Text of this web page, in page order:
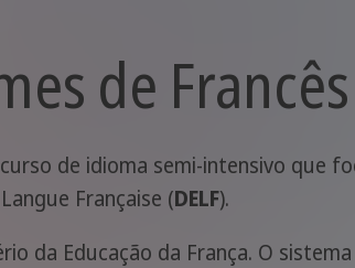
de Francês
de idioma semi-intensivo que
Française (DELF).
da Educação da França. O